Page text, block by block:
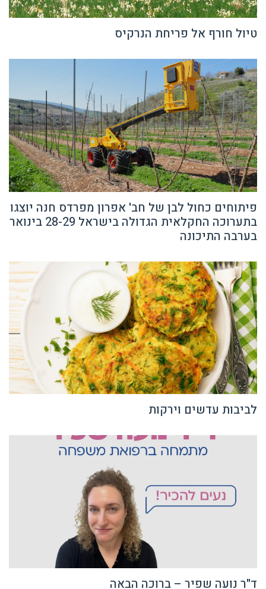
טיול חורף אל פריחת הנרקיס
פיתוחים כחול לבן של חב' אפרון מפרדס חנה יוצגו
בתערוכה החקלאית הגדולה בישראל 28-29 בינואר
בערבה התיכונה
לביבות עדשים וירקות
ד"ר נועה שפיר – ברוכה הבאה